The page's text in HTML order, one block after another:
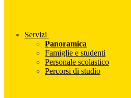
Servizi
Panoramica
Famiglie e studenti
Personale scolastico
Percorsi di studio